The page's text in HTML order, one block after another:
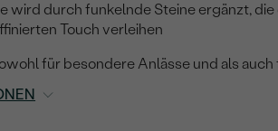
wird durch funkelnde Steine ergänzt, die
Touch verleihen
für besondere Anlässe und als